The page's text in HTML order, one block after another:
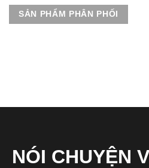
SẢN PHẨM PHÂN PHỐI
NÓI CHUYỆN